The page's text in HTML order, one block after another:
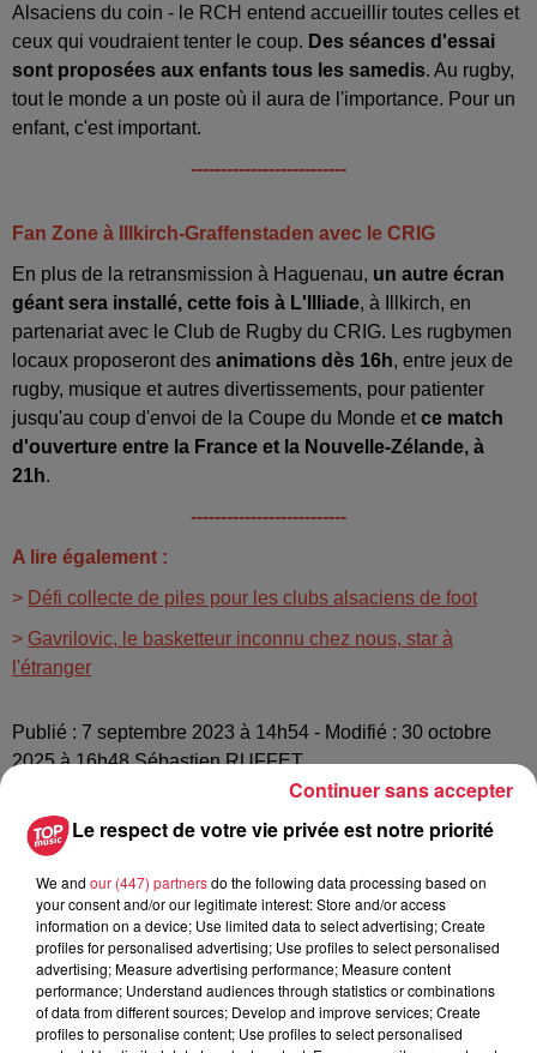
Alsaciens du coin - le RCH entend accueillir toutes celles et
ceux qui voudraient tenter le coup. Des séances d'essai
sont proposées aux enfants tous les samedis. Au rugby,
tout le monde a un poste où il aura de l'importance. Pour un
enfant, c'est important.
--------------------------
Fan Zone à Illkirch-Graffenstaden avec le CRIG
En plus de la retransmission à Haguenau, un autre écran
géant sera installé, cette fois à L'Illiade, à Illkirch, en
partenariat avec le Club de Rugby du CRIG. Les rugbymen
locaux proposeront des animations dès 16h, entre jeux de
rugby, musique et autres divertissements, pour patienter
jusqu'au coup d'envoi de la Coupe du Monde etce match
d'ouverture entre la France et la Nouvelle-Zélande, à
21h.
--------------------------
A lire également :
> Défi collecte de piles pour les clubs alsaciens de foot
> Gavrilovic, le basketteur inconnu chez nous, star à
l'étranger
Publié : 7 septembre 2023 à 14h54 - Modifié : 30 octobre
2025 à 16h48 Sébastien RUFFET
Le respect de votre vie privée est notre priorité
We and our (447) partnersdo the following data processing based on
your consent and/or our legitimate interest: Store and/or access
information on a device; Use limited data to select advertising; Create
profiles for personalised advertising; Use profiles to select personalised
advertising; Measure advertising performance; Measure content
performance; Understand audiences through statistics or combinations
of data from different sources; Develop and improve services; Create
profiles to personalise content; Use profiles to select personalised
Continuer sans accepter